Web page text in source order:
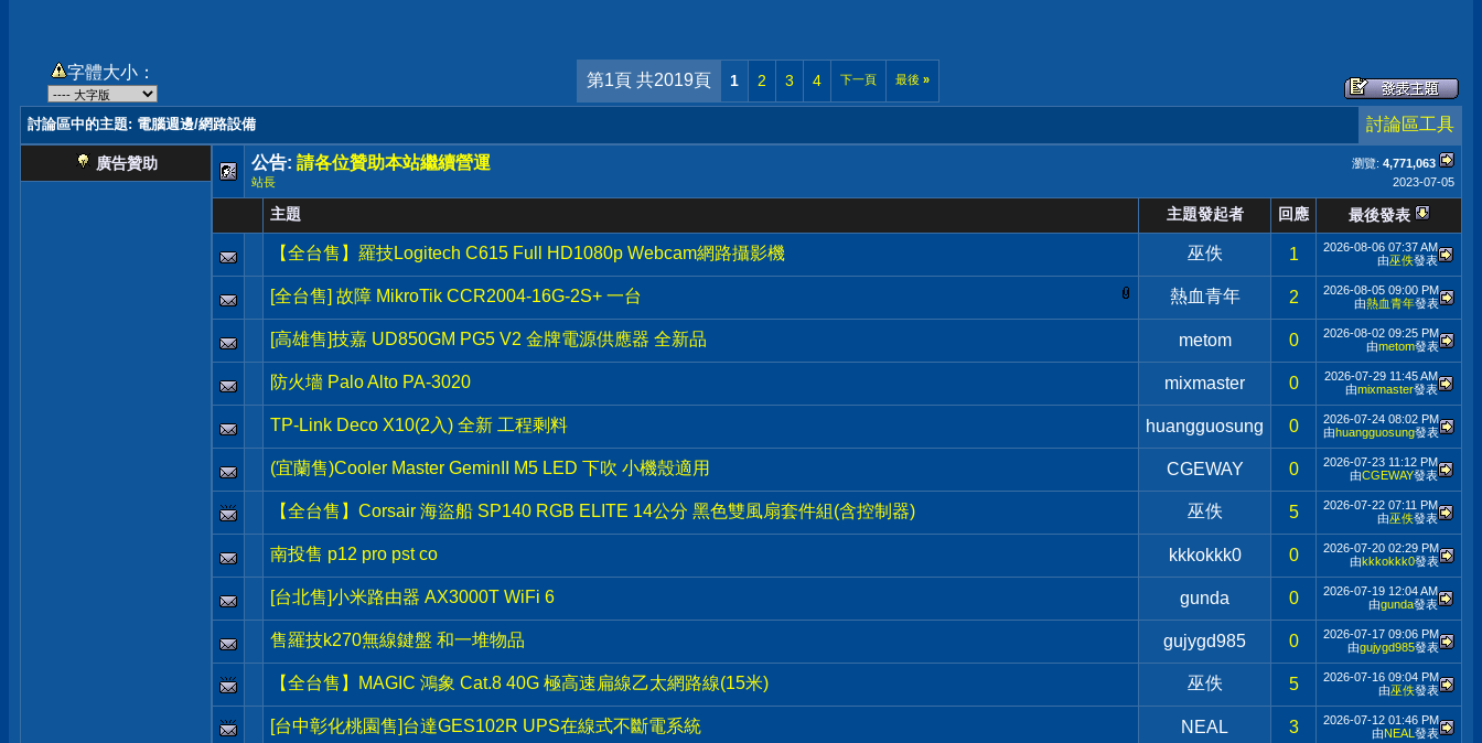
字體大小： 第1頁 共2019頁 1 2 3 4 下一頁 最後 »
討論區中的主題: 電腦週邊/網路設備 討論區工具
廣告贊助 瀏覽: 4,771,063
公告: 請各位贊助本站繼續營運
2023-07-05
站長
主題 主題發起者 回應 最後發表
【全台售】羅技Logitech C615 Full HD1080p Webcam網路攝影機 巫佚 1 2026-08-06 07:37 AM
由巫佚發表
[全台售] 故障 MikroTik CCR2004-16G-2S+ 一台 熱血青年 2 2026-08-05 09:00 PM
由熱血青年發表
[高雄售]技嘉 UD850GM PG5 V2 金牌電源供應器 全新品 metom 0 2026-08-02 09:25 PM
由metom發表
防火墻 Palo Alto PA-3020 mixmaster 0 2026-07-29 11:45 AM
由mixmaster發表
TP-Link Deco X10(2入) 全新 工程剩料 huangguosung 0 2026-07-24 08:02 PM
由huangguosung發表
(宜蘭售)Cooler Master GeminII M5 LED 下吹 小機殼適用 CGEWAY 0 2026-07-23 11:12 PM
由CGEWAY發表
【全台售】Corsair 海盜船 SP140 RGB ELITE 14公分 黑色雙風扇套件組(含控制器) 巫佚 5 2026-07-22 07:11 PM
由巫佚發表
南投售 p12 pro pst co kkkokkk0 0 2026-07-20 02:29 PM
由kkkokkk0發表
[台北售]小米路由器 AX3000T WiFi 6 gunda 0 2026-07-19 12:04 AM
由gunda發表
售羅技k270無線鍵盤 和一堆物品 gujygd985 0 2026-07-17 09:06 PM
由gujygd985發表
【全台售】MAGIC 鴻象 Cat.8 40G 極高速扁線乙太網路線(15米) 巫佚 5 2026-07-16 09:04 PM
由巫佚發表
[台中彰化桃園售]台達GES102R UPS在線式不斷電系統 NEAL 3 2026-07-12 01:46 PM
由NEAL 發表